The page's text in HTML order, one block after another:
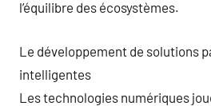
l’équilibre des écosystèmes.
Le développement de solutions
intelligentes
Les technologies numériques